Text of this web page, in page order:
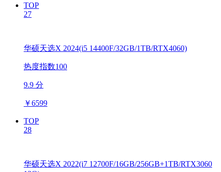
TOP
27
华硕天选X 2024(i5 14400F/32GB/1TB/RTX4060)
热度指数100
9.9 分
￥6599
TOP
28
华硕天选X 2022(i7 12700F/16GB/256GB+1TB/RTX3060